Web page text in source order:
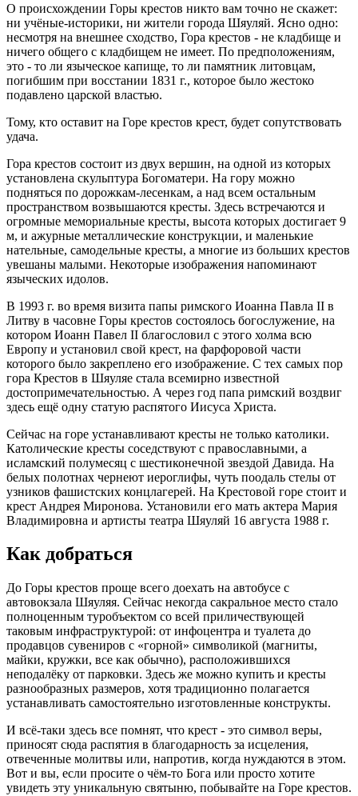
О происхождении Горы крестов никто вам точно не скажет:
ни учёные-историки, ни жители города Шяуляй. Ясно одно:
несмотря на внешнее сходство, Гора крестов - не кладбище и
ничего общего с кладбищем не имеет. По предположениям,
это - то ли языческое капище, то ли памятник литовцам,
погибшим при восстании 1831 г., которое было жестоко
подавлено царской властью.
Тому, кто оставит на Горе крестов крест, будет сопутствовать
удача.
Гора крестов состоит из двух вершин, на одной из которых
установлена скульптура Богоматери. На гору можно
подняться по дорожкам-лесенкам, а над всем остальным
пространством возвышаются кресты. Здесь встречаются и
огромные мемориальные кресты, высота которых достигает 9
м, и ажурные металлические конструкции, и маленькие
нательные, самодельные кресты, а многие из больших крестов
увешаны малыми. Некоторые изображения напоминают
языческих идолов.
В 1993 г. во время визита папы римского Иоанна Павла II в
Литву в часовне Горы крестов состоялось богослужение, на
котором Иоанн Павел II благословил с этого холма всю
Европу и установил свой крест, на фарфоровой части
которого было закреплено его изображение. С тех самых пор
гора Крестов в Шяуляе стала всемирно известной
достопримечательностью. А через год папа римский воздвиг
здесь ещё одну статую распятого Иисуса Христа.
Сейчас на горе устанавливают кресты не только католики.
Католические кресты соседствуют с православными, а
исламский полумесяц с шестиконечной звездой Давида. На
белых полотнах чернеют иероглифы, чуть поодаль стелы от
узников фашистских концлагерей. На Крестовой горе стоит и
крест Андрея Миронова. Установили его мать актера Мария
Владимировна и артисты театра Шяуляй 16 августа 1988 г.
Как добраться
До Горы крестов проще всего доехать на автобусе с
автовокзала Шяуляя. Сейчас некогда сакральное место стало
полноценным туробъектом со всей приличествующей
таковым инфраструктурой: от инфоцентра и туалета до
продавцов сувениров с «горной» символикой (магниты,
майки, кружки, все как обычно), расположившихся
неподалёку от парковки. Здесь же можно купить и кресты
разнообразных размеров, хотя традиционно полагается
устанавливать самостоятельно изготовленные конструкты.
И всё-таки здесь все помнят, что крест - это символ веры,
приносят сюда распятия в благодарность за исцеления,
отвеченные молитвы или, напротив, когда нуждаются в этом.
Вот и вы, если просите о чём-то Бога или просто хотите
увидеть эту уникальную святыню, побывайте на Горе крестов.